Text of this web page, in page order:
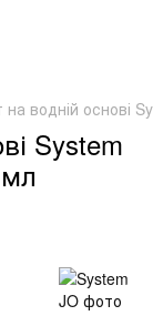
на водній основі
System